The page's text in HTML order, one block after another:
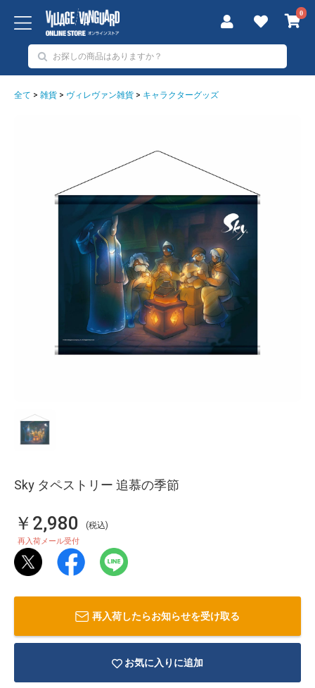
0
全て > 雑貨 > ヴィレヴァン雑貨 > キャラクターグッズ
Sky タペストリー 追慕の季節
￥2,980 (税込)
再入荷メール受付
再入荷したらお知らせを受け取る
お気に入りに追加